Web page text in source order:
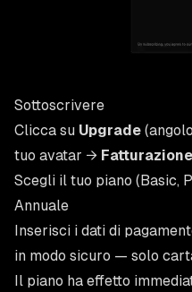
Sottoscrivere
Clicca su Upgrade
tuo avatar → Fatturazione
Scegli il tuo piano (Basic,
Annuale
Inserisci i dati di
in modo sicuro — solo
Il piano ha effetto